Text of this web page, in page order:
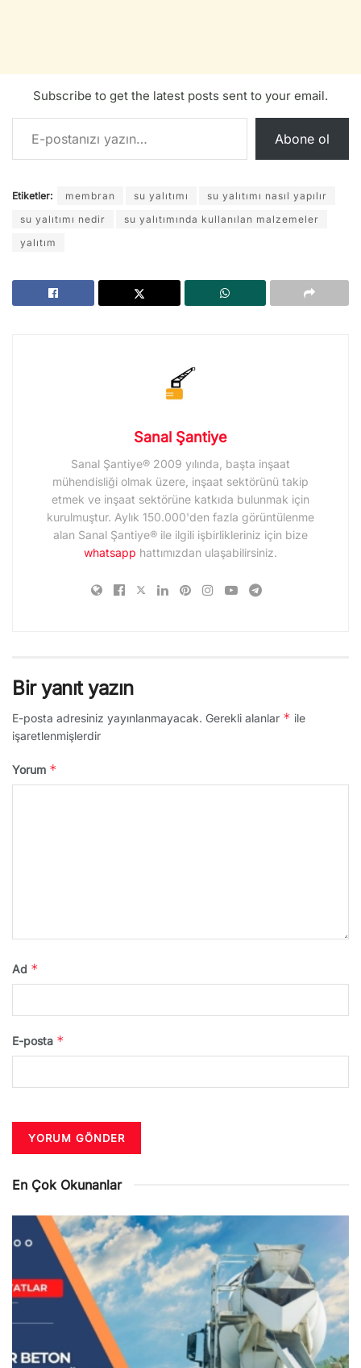
Subscribe to get the latest posts sent to your email.
E-postanızı yazın…
Abone ol
Etiketler: membran su yalıtımı
su yalıtımı nasıl yapılır
su yalıtımı nedir
su yalıtımında kullanılan malzemeler
yalıtım
Sanal Şantiye
Sanal Şantiye® 2009 yılında, başta inşaat
mühendisliği olmak üzere, inşaat sektörünü takip
etmek ve inşaat sektörüne katkıda bulunmak için
kurulmuştur. Aylık 150.000'den fazla görüntülenme
alan Sanal Şantiye® ile ilgili işbirlikleriniz için bize
whatsapp hattımızdan ulaşabilirsiniz.
Bir yanıt yazın
E-posta adresiniz yayınlanmayacak. Gerekli alanlar * ile
işaretlenmişlerdir
Yorum *
Ad *
E-posta *
En Çok Okunanlar